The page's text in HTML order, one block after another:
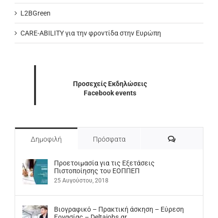
L2BGreen
CARE-ABILITY για την φροντίδα στην Ευρώπη
Προσεχείς Εκδηλώσεις
Facebook events
Δημοφιλή Πρόσφατα Σχόλια
Προετοιμασία για τις Εξετάσεις
Πιστοποίησης του ΕΟΠΠΕΠ
25 Αυγούστου, 2018
Βιογραφικό – Πρακτική άσκηση – Εύρεση